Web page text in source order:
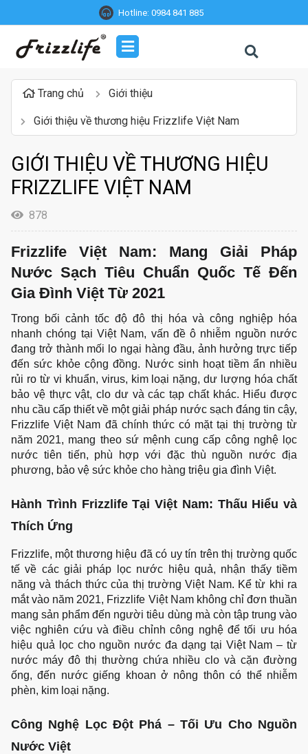
Hotline: 0984 841 885
Trang chủ Giới thiệu
Giới thiệu về thương hiệu Frizzlife Việt Nam
GIỚI THIỆU VỀ THƯƠNG HIỆU
FRIZZLIFE VIỆT NAM
878
Frizzlife Việt Nam: Mang Giải Pháp
Nước Sạch Tiêu Chuẩn Quốc Tế Đến
Gia Đình Việt Từ 2021
Trong bối cảnh tốc độ đô thị hóa và công nghiệp hóa
nhanh chóng tại Việt Nam, vấn đề ô nhiễm nguồn nước
đang trở thành mối lo ngại hàng đầu, ảnh hưởng trực tiếp
đến sức khỏe cộng đồng. Nước sinh hoạt tiềm ẩn nhiều
rủi ro từ vi khuẩn, virus, kim loại nặng, dư lượng hóa chất
bảo vệ thực vật, clo dư và các tạp chất khác. Hiểu được
nhu cầu cấp thiết về một giải pháp nước sạch đáng tin cậy,
Frizzlife Việt Nam đã chính thức có mặt tại thị trường từ
năm 2021, mang theo sứ mệnh cung cấp công nghệ lọc
nước tiên tiến, phù hợp với đặc thù nguồn nước địa
phương, bảo vệ sức khỏe cho hàng triệu gia đình Việt.
Hành Trình Frizzlife Tại Việt Nam: Thấu Hiểu và
Thích Ứng
Frizzlife, một thương hiệu đã có uy tín trên thị trường quốc
tế về các giải pháp lọc nước hiệu quả, nhận thấy tiềm
năng và thách thức của thị trường Việt Nam. Kể từ khi ra
mắt vào năm 2021, Frizzlife Việt Nam không chỉ đơn thuần
mang sản phẩm đến người tiêu dùng mà còn tập trung vào
việc nghiên cứu và điều chỉnh công nghệ để tối ưu hóa
hiệu quả lọc cho nguồn nước đa dạng tại Việt Nam – từ
nước máy đô thị thường chứa nhiều clo và cặn đường
ống, đến nước giếng khoan ở nông thôn có thể nhiễm
phèn, kim loại nặng.
Công Nghệ Lọc Đột Phá – Tối Ưu Cho Nguồn
Nước Việt